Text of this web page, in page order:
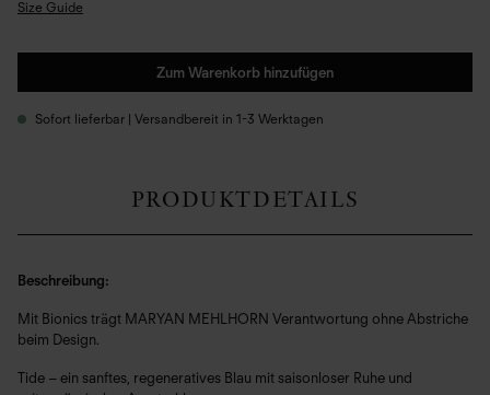
Size Guide
Zum Warenkorb hinzufügen
Sofort lieferbar | Versandbereit in 1-3 Werktagen
PRODUKTDETAILS
Beschreibung:
Mit Bionics trägt MARYAN MEHLHORN Verantwortung ohne Abstriche
beim Design.
Tide – ein sanftes, regeneratives Blau mit saisonloser Ruhe und